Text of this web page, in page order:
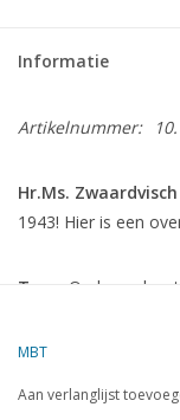
Informatie
Artikelnummer:
Hr.Ms. Zwaardvisch
1943! Hier is een
Type:
Oorsprong:
MBT
Aan verlanglijst